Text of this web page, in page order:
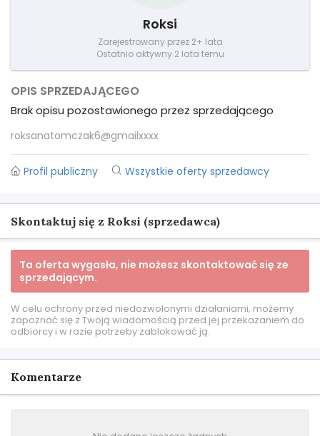
Roksi
Zarejestrowany przez 2+ lata
Ostatnio aktywny 2 lata temu
OPIS SPRZEDAJĄCEGO
Brak opisu pozostawionego przez sprzedającego
roksanatomczak6@gmailxxxx
Profil publiczny Wszystkie oferty sprzedawcy
Skontaktuj się z Roksi (sprzedawca)
Ta oferta wygasła, nie możesz skontaktować się ze
sprzedającym.
W celu ochrony przed niedozwolonymi działaniami, możemy
zapoznać się z Twoją wiadomością przed jej przekazaniem do
odbiorcy i w razie potrzeby zablokować ją.
Komentarze